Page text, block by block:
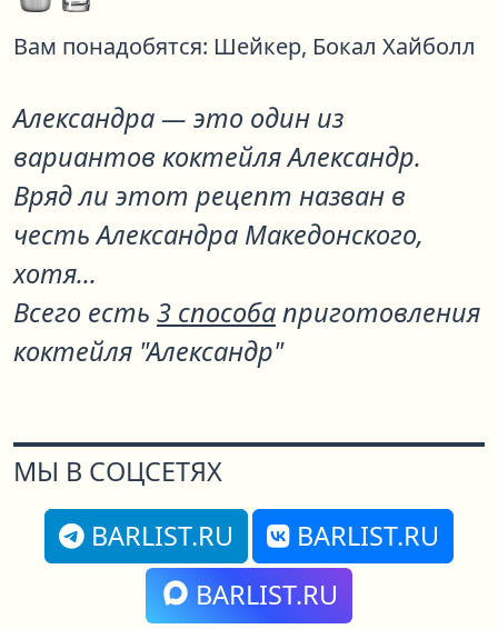
Вам понадобятся: Шейкер, Бокал Хайболл
Александра— это один из
вариантов коктейляАлександр.
Вряд ли этот рецепт назван в
честь Александра Македонского,
хотя...
Всего есть 3 способаприготовления
коктейля "Александр"
МЫ В СОЦСЕТЯХ
BARLIST.RU
BARLIST.RU
BARLIST.RU